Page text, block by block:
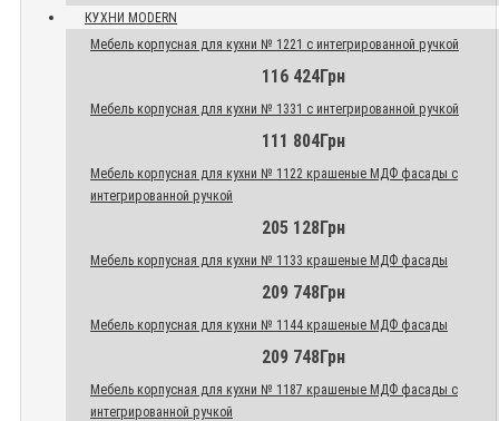
КУХНИ MODERN
Мебель корпусная для кухни № 1221 с интегрированной ручкой
116 424Грн
Мебель корпусная для кухни № 1331 с интегрированной ручкой
111 804Грн
Мебель корпусная для кухни № 1122 крашеные МДФ фасады с
интегрированной ручкой
205 128Грн
Мебель корпусная для кухни № 1133 крашеные МДФ фасады
209 748Грн
Мебель корпусная для кухни № 1144 крашеные МДФ фасады
209 748Грн
Мебель корпусная для кухни № 1187 крашеные МДФ фасады с
интегрированной ручкой